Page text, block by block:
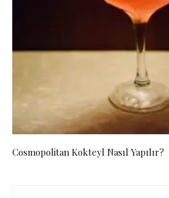
Cosmopolitan Kokteyl Nasıl Yapılır?